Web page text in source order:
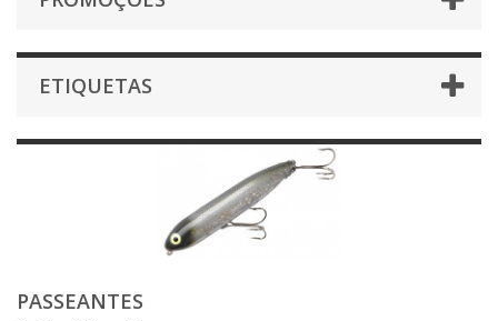
ETIQUETAS
PASSEANTES